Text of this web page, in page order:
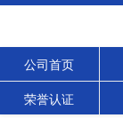
公司首页
荣誉认证